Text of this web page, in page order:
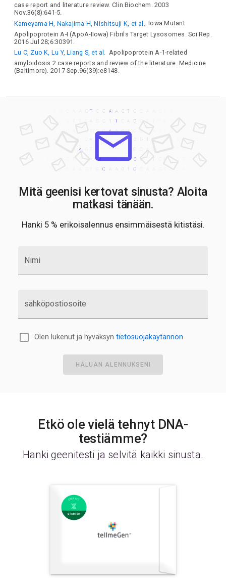
case report and literature review. Clin Biochem. 2003
Nov.36(8):641-5.
Kameyama H, Nakajima H, Nishitsuji K, et al.
Iowa Mutant
Apolipoprotein A-I (ApoA-IIowa) Fibrils Target Lysosomes. Sci Rep.
2016 Jul 28;6:30391.
Lu C, Zuo K, Lu Y, Liang S, et al. Apolipoprotein A-1-related
amyloidosis 2 case reports and review of the literature. Medicine
(Baltimore). 2017 Sep.96(39):e8148.
Mitä geenisi kertovat sinusta? Aloita
matkasi tänään.
Hanki 5 % erikoisalennus ensimmäisestä kitistäsi.
Nimi
sähköpostiosoite
Olen lukenut ja hyväksyn tietosuojakäytännön
HALUAN ALENNUKSENI
Etkö ole vielä tehnyt DNA-
testiämme?
Hanki geenitesti ja selvitä kaikki sinusta.